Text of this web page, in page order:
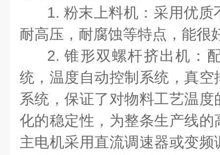
1. 粉末上料机：采用优
耐高压，耐腐蚀等特点，能很
2. 锥形双螺杆挤出机：
统，温度自动控制系统，真
系统，保证了对物料工艺温
化的稳定性，为整条生产线
主电机采用直流调速器或变